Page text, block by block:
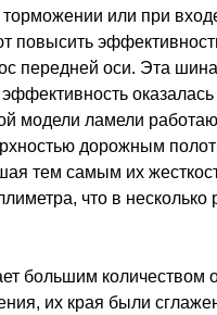
или при
повысить
передней оси. Эта
модели ламели
дорожным
тем самым их
что в несколько
большим
их края были